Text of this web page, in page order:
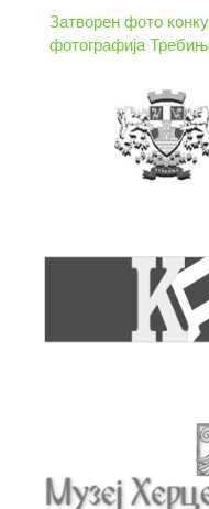
Затворен фото
фотографија